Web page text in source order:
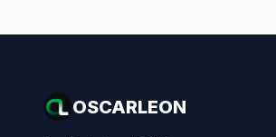
OSCARLEON